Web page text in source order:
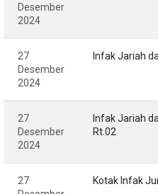
Desember
2024
27
Desember
2024
Infak Jariah
27
Desember
2024
Infak Jariah
Rt.02
27
Kotak Infak